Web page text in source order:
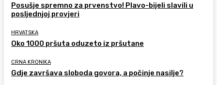
Posušje spremno za prvenstvo! Plavo-bijeli slavili u
posljednjoj provjeri
HRVATSKA
Oko 1000 pršuta oduzeto iz pršutane
CRNA KRONIKA
Gdje završava sloboda govora, a počinje nasilje?